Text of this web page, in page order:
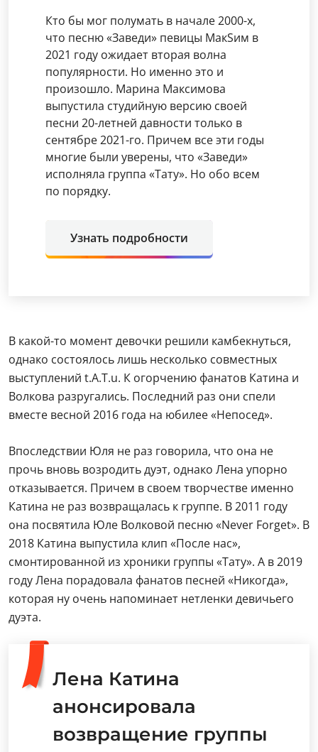
Кто бы мог полумать в начале 2000-х,
что песню «Заведи» певицы МакSим в
2021 году ожидает вторая волна
популярности. Но именно это и
произошло. Марина Максимова
выпустила студийную версию своей
песни 20-летней давности только в
сентябре 2021-го. Причем все эти годы
многие были уверены, что «Заведи»
исполняла группа «Тату». Но обо всем
по порядку.
Узнать подробности
В какой-то момент девочки решили камбекнуться,
однако состоялось лишь несколько совместных
выступлений t.A.T.u. К огорчению фанатов Катина и
Волкова разругались. Последний раз они спели
вместе весной 2016 года на юбилее «Непосед».
Впоследствии Юля не раз говорила, что она не
прочь вновь возродить дуэт, однако Лена упорно
отказывается. Причем в своем творчестве именно
Катина не раз возвращалась к группе. В 2011 году
она посвятила Юле Волковой песню «Never Forget». В
2018 Катина выпустила клип «После нас»,
смонтированной из хроники группы «Тату». А в 2019
году Лена порадовала фанатов песней «Никогда»,
которая ну очень напоминает нетленки девичьего
дуэта.
Лена Катина
анонсировала
возвращение группы